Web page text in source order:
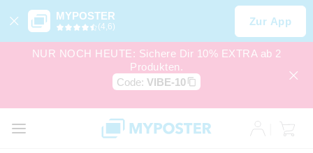
MYPOSTER
(4,6) Zur App
NUR NOCH HEUTE: Sichere Dir 10% EXTRA ab 2
Produkten.
Code: VIBE-10